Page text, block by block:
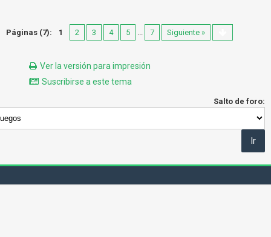
Páginas (7): 1 2 3 4 5 ... 7 Siguiente »
Ver la versión para impresión
Suscribirse a este tema
Salto de foro: